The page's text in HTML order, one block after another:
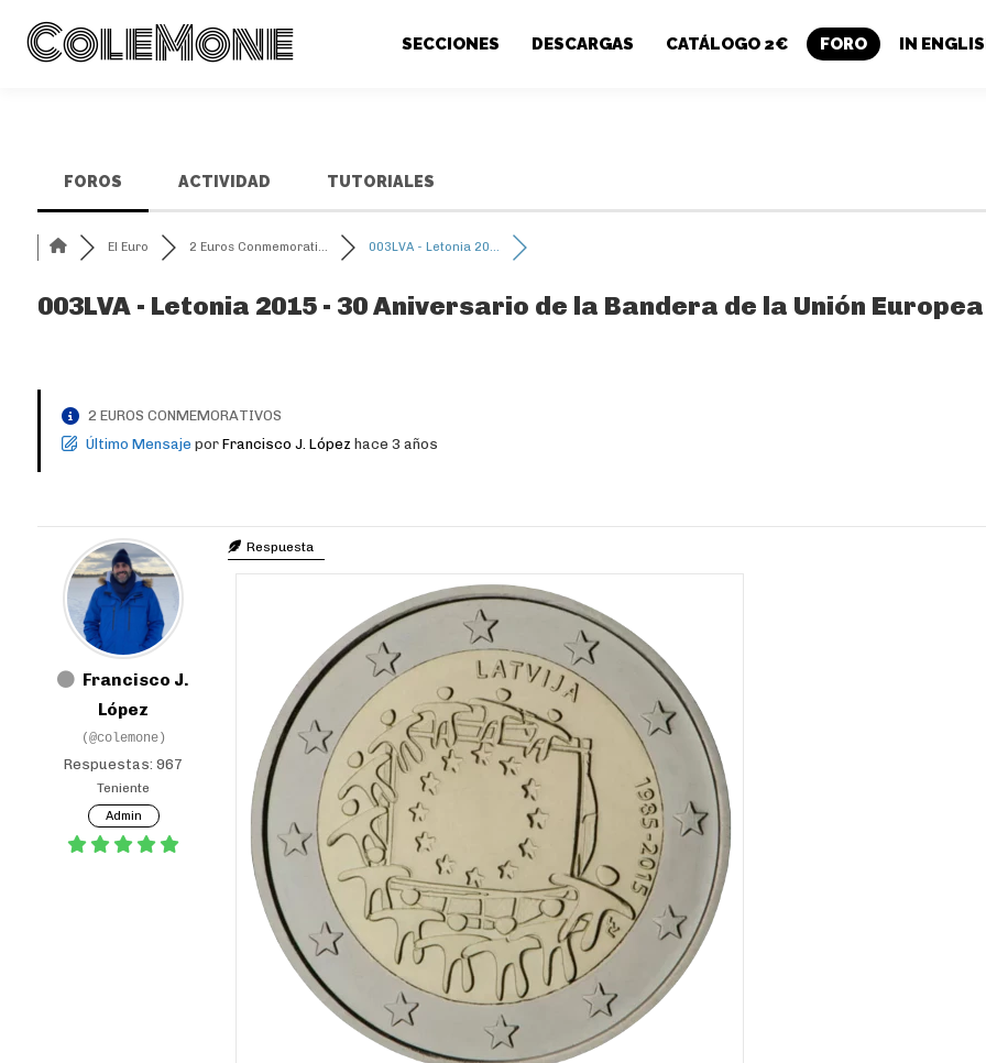
ColeMone SECCIONES DESCARGAS CATÁLOGO 2€ FORO IN
FOROS ACTIVIDAD TUTORIALES
El Euro 2 Euros Conmemorati... 003LVA - Letonia 20...
003LVA - Letonia 2015 - 30 Aniversario de la Bandera de la Unión Europea
2 EUROS CONMEMORATIVOS
Último Mensaje por Francisco J. López hace 3 años
Francisco J.
López
(@colemone)
Respuestas: 967
Teniente
Admin
Respuesta